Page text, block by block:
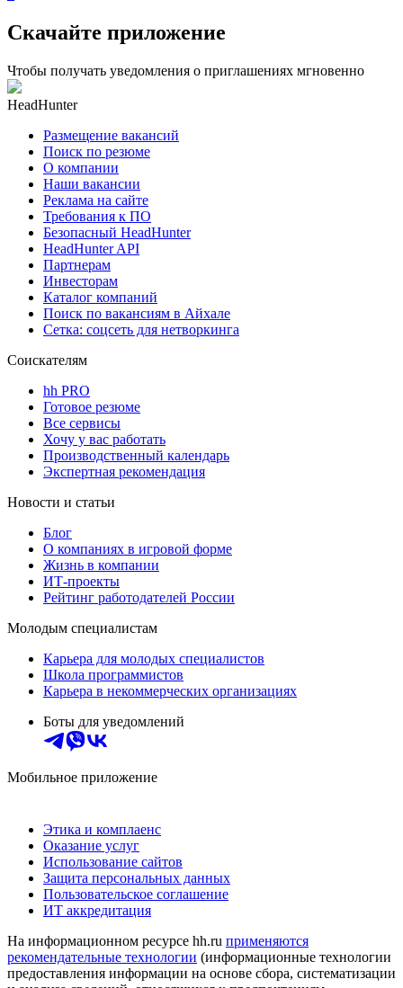
Скачайте приложение
Чтобы получать уведомления о приглашениях мгновенно
HeadHunter
Размещение вакансий
Поиск по резюме
О компании
Наши вакансии
Реклама на сайте
Требования к ПО
Безопасный HeadHunter
HeadHunter API
Партнерам
Инвесторам
Каталог компаний
Поиск по вакансиям в Айхале
Сетка: соцсеть для нетворкинга
Соискателям
hh PRO
Готовое резюме
Все сервисы
Хочу у вас работать
Производственный календарь
Экспертная рекомендация
Новости и статьи
Блог
О компаниях в игровой форме
Жизнь в компании
ИТ-проекты
Рейтинг работодателей России
Молодым специалистам
Карьера для молодых специалистов
Школа программистов
Карьера в некоммерческих организациях
Боты для уведомлений
Мобильное приложение
Этика и комплаенс
Оказание услуг
Использование сайтов
Защита персональных данных
Пользовательское соглашение
ИТ аккредитация
На информационном ресурсе hh.ru применяются
рекомендательные технологии (информационные технологии
предоставления информации на основе сбора, систематизации